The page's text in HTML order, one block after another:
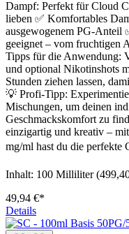
Dampf: Perfekt für Cloud
lieben ✅ Komfortables
ausgewogenem PG-
geeignet – vom fruchtigen
Tipps für die Anwendung:
und optional Nikotinshots
Stunden ziehen lassen,
💡 Profi-Tipp:
Mischungen, um deinen
Geschmackskomfort zu
einzigartig und kreativ –
mg/ml hast du die
Inhalt: 100 Milliliter
49,94 €*
Details